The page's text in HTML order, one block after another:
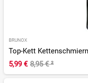
BRUNOX
Top-Kett
5,99 € 8,95 €²